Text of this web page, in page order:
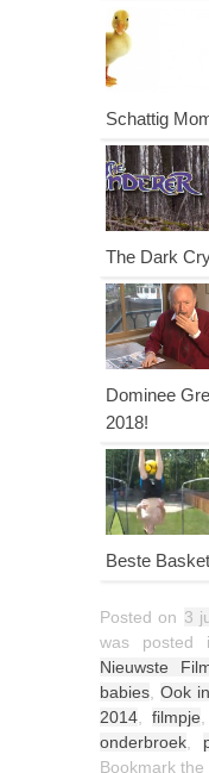
Schattig
The Dark
Dominee
2018!
Beste
Posted on 3
was posted
Nieuwste
babies ,Ook
2014
filmpje
onderbroek
Bookmark the